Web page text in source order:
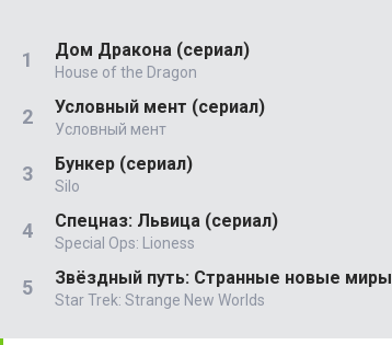
Дом Дракона (сериал)
House of the Dragon
Условный мент (сериал)
Условный мент
Бункер (сериал)
Silo
Спецназ: Львица (сериал)
Special Ops: Lioness
Звёздный путь: Странные новые миры
Star Trek: Strange New Worlds